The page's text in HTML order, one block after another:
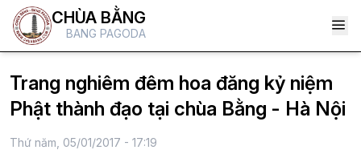
CHÙA BẰNG
BANG PAGODA
Trang nghiêm đêm hoa đăng kỷ niệm
Phật thành đạo tại chùa Bằng - Hà Nội
Thứ năm, 05/01/2017 - 17:19